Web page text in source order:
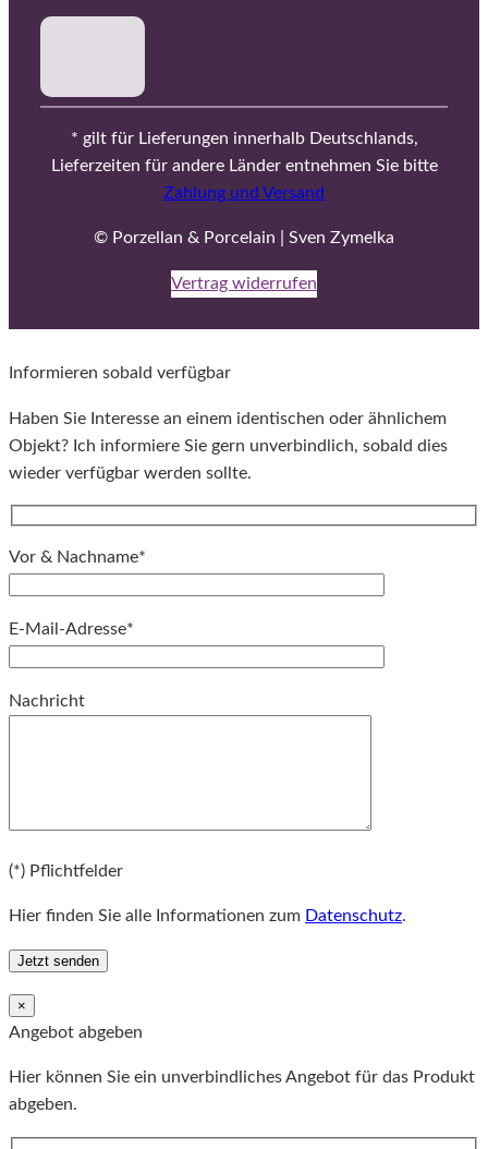
* gilt für Lieferungen innerhalb Deutschlands,
Lieferzeiten für andere Länder entnehmen Sie bitte
Zahlung und Versand
© Porzellan & Porcelain | Sven Zymelka
Vertrag widerrufen
Informieren sobald verfügbar
Haben Sie Interesse an einem identischen oder ähnlichem
Objekt? Ich informiere Sie gern unverbindlich, sobald dies
wieder verfügbar werden sollte.
Vor & Nachname*
E-Mail-Adresse*
Nachricht
(*) Pflichtfelder
Hier finden Sie alle Informationen zum Datenschutz.
×
Angebot abgeben
Hier können Sie ein unverbindliches Angebot für das Produkt
abgeben.